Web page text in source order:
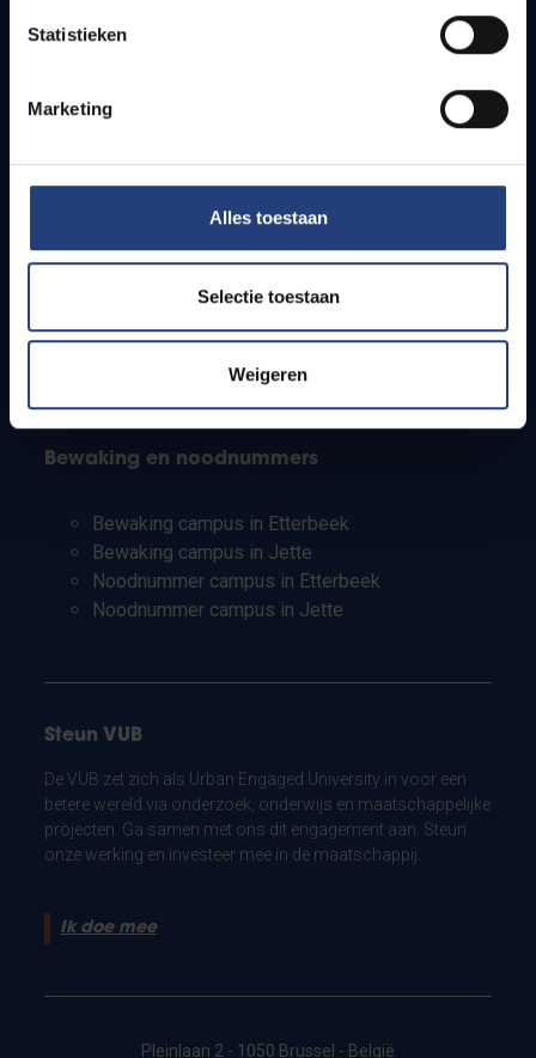
Statistieken
Marketing
Alles toestaan
Selectie toestaan
Weigeren
Bereikbaarheid
Studenten
PhD-studenten
Leerkrachten en secundaire scholen
Bewaking en noodnummers
Bewaking campus in Etterbeek
Bewaking campus in Jette
Noodnummer campus in Etterbeek
Noodnummer campus in Jette
Steun VUB
De VUB zet zich als Urban Engaged University in voor een
betere wereld via onderzoek, onderwijs en maatschappelijke
projecten. Ga samen met ons dit engagement aan. Steun
onze werking en investeer mee in de maatschappij.
Ik doe mee
Pleinlaan 2 - 1050 Brussel - België